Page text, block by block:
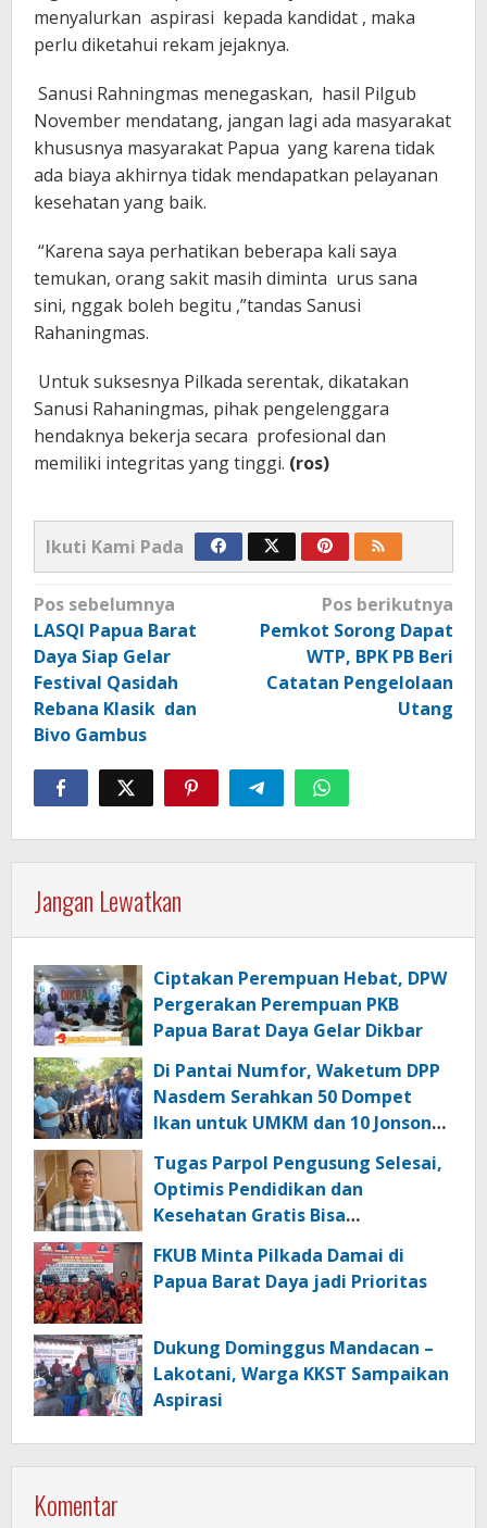
menyalurkan aspirasi kepada kandidat , maka
perlu diketahui rekam jejaknya.
Sanusi Rahningmas menegaskan, hasil Pilgub
November mendatang, jangan lagi ada masyarakat
khususnya masyarakat Papua yang karena tidak
ada biaya akhirnya tidak mendapatkan pelayanan
kesehatan yang baik.
“Karena saya perhatikan beberapa kali saya
temukan, orang sakit masih diminta urus sana
sini, nggak boleh begitu ,”tandas Sanusi
Rahaningmas.
Untuk suksesnya Pilkada serentak, dikatakan
Sanusi Rahaningmas, pihak pengelenggara
hendaknya bekerja secara profesional dan
memiliki integritas yang tinggi. (ros)
Ikuti Kami Pada
Navigasi
pos
Pos sebelumnya
LASQI Papua Barat
Daya Siap Gelar
Festival Qasidah
Rebana Klasik dan
Bivo Gambus
Pos berikutnya
Pemkot Sorong Dapat
WTP, BPK PB Beri
Catatan Pengelolaan
Utang
Jangan Lewatkan
Ciptakan Perempuan Hebat, DPW
Pergerakan Perempuan PKB
Papua Barat Daya Gelar Dikbar
Di Pantai Numfor, Waketum DPP
Nasdem Serahkan 50 Dompet
Ikan untuk UMKM dan 10 Jonson
Tugas Parpol Pengusung Selesai,
Optimis Pendidikan dan
Kesehatan Gratis Bisa
FKUB Minta Pilkada Damai di
Papua Barat Daya jadi Prioritas
Dukung Dominggus Mandacan –
Lakotani, Warga KKST Sampaikan
Aspirasi
Komentar